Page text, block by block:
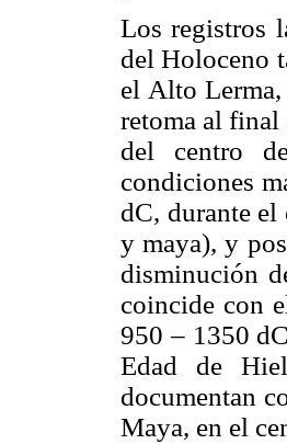
Los registros
del Holoceno
el Alto
retoma al final
del centro
condiciones
dC, durante
y maya), y
disminución
coincide con
950 – 1350
Edad de
documentan
Maya, en el